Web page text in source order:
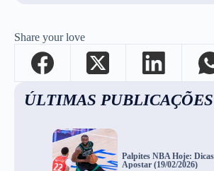
Share your love
ÚLTIMAS PUBLICAÇÕES
Palpites NBA Hoje:
Apostar (19/02/2026)